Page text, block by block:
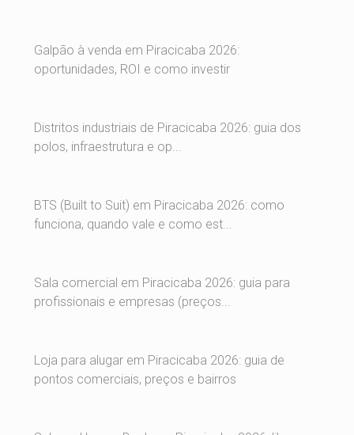
Galpão à venda em Piracicaba 2026:
oportunidades, ROI e como investir
Distritos industriais de Piracicaba 2026: guia dos
polos, infraestrutura e op...
BTS (Built to Suit) em Piracicaba 2026: como
funciona, quando vale e como est...
Sala comercial em Piracicaba 2026: guia para
profissionais e empresas (preços...
Loja para alugar em Piracicaba 2026: guia de
pontos comerciais, preços e bairros